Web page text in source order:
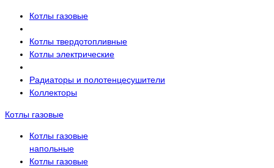
Котлы газовые
Котлы твердотопливные
Котлы электрические
Радиаторы и полотенцесушители
Коллекторы
Котлы газовые
Котлы газовые
напольные
Котлы газовые